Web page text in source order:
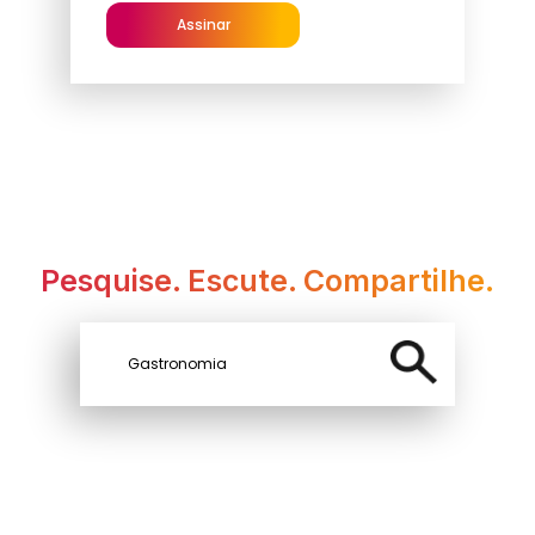
Assinar
Pesquise. Escute. Compartilhe.